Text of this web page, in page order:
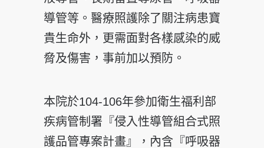
導管等。醫療照護除了關注病患寶
貴生命外，更需面對各樣感染的威
脅及傷害，事前加以預防。
本院於104-106年參加衛生福利部
疾病管制署『侵入性導管組合式照
護品管專案計畫』，內含『呼吸器